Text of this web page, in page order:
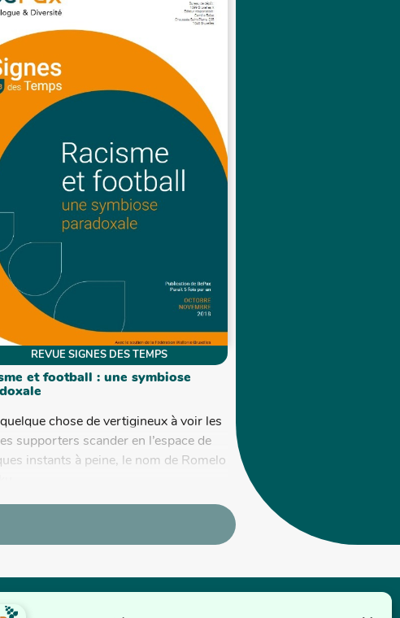
REVUE SIGNES DES TEMPS
et football : une symbiose
chose de vertigineux à voir les
supporters scander en l’espace de
instants à peine, le nom de Romelo